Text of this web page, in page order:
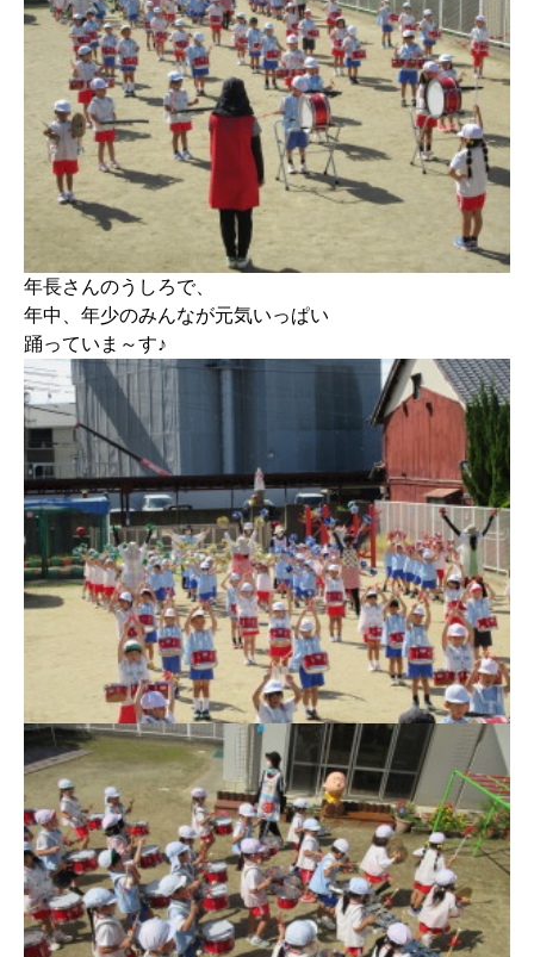
年長さんのうしろで、
年中、年少のみんなが元気いっぱい
踊っていま～す♪